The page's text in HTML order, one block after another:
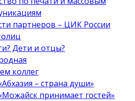
партнеров – ЦИК России
Дети и отцы?
коллег
– страна души»
принимает гостей»